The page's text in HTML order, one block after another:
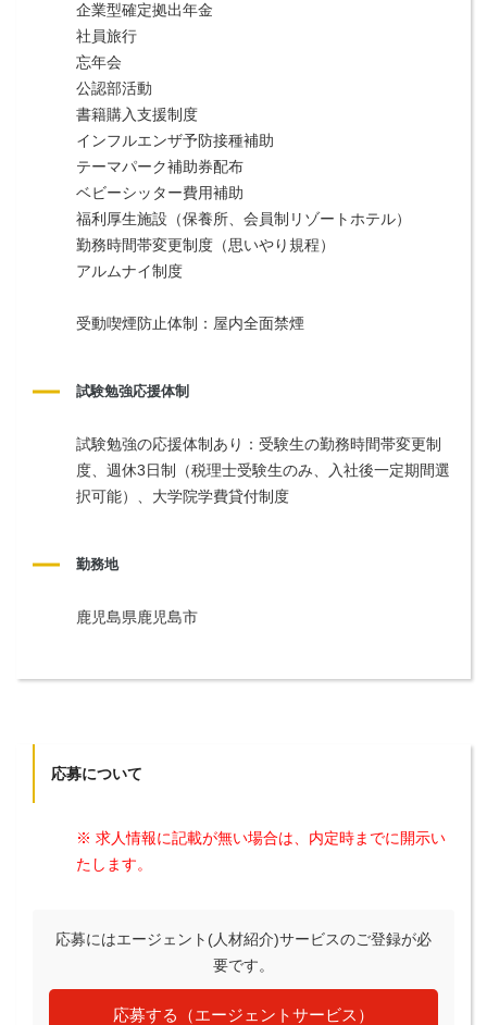
企業型確定拠出年金
社員旅行
忘年会
公認部活動
書籍購入支援制度
インフルエンザ予防接種補助
テーマパーク補助券配布
ベビーシッター費用補助
福利厚生施設（保養所、会員制リゾートホテル）
勤務時間帯変更制度（思いやり規程）
アルムナイ制度
受動喫煙防止体制：屋内全面禁煙
試験勉強応援体制
試験勉強の応援体制あり：受験生の勤務時間帯変更制
度、週休3日制（税理士受験生のみ、入社後一定期間選
択可能）、大学院学費貸付制度
勤務地
鹿児島県鹿児島市
応募について
※ 求人情報に記載が無い場合は、内定時までに開示い
たします。
応募にはエージェント(人材紹介)サービスのご登録が必
要です。
応募する（エージェントサービス）